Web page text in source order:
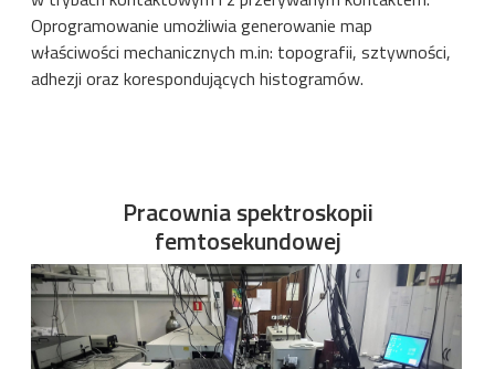
Oprogramowanie umożliwia generowanie map
właściwości mechanicznych m.in: topografii, sztywności,
adhezji oraz korespondujących histogramów.
Pracownia spektroskopii
femtosekundowej